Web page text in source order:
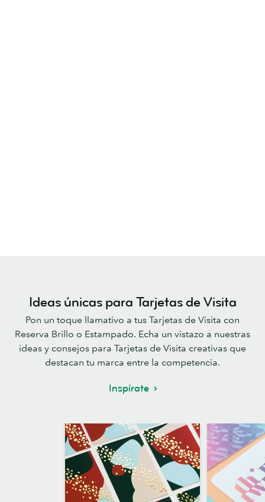
Ideas únicas para Tarjetas de Visita
Pon un toque llamativo a tus Tarjetas de Visita con
Reserva Brillo o Estampado. Echa un vistazo a nuestras
ideas y consejos para Tarjetas de Visita creativas que
destacan tu marca entre la competencia.
Inspírate